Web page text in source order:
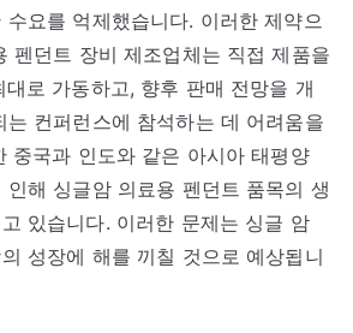
수요를 억제했습니다. 이러한 제약으
펜던트 장비 제조업체는 직접 제품을
로 가동하고, 향후 판매 전망을 개
는 컨퍼런스에 참석하는 데 어려움을
중국과 인도와 같은 아시아 태평양
인해 싱글암 의료용 펜던트 품목의 생
있습니다. 이러한 문제는 싱글 암
성장에 해를 끼칠 것으로 예상됩니